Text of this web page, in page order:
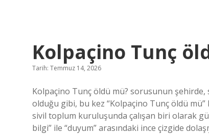
Sevimli
Fikir
Köşesi
Yazılar
Kolpaçino Tunç
Tarih: Temmuz 14, 2026
Kolpaçino Tunç öldü mü? sorusunun şehirde,
olduğu gibi, bu kez “Kolpaçino Tunç öldü mü”
sivil toplum kuruluşunda çalışan biri olarak
bilgi” ile “duyum” arasındaki ince çizgide